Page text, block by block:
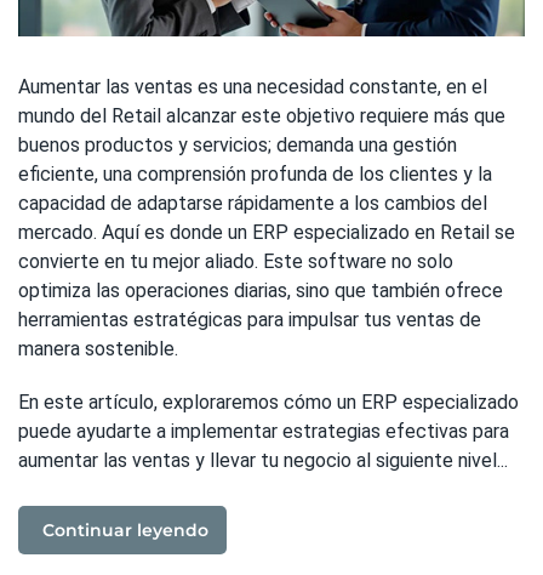
Aumentar las ventas es una necesidad constante, en el
mundo del Retail alcanzar este objetivo requiere más que
buenos productos y servicios; demanda una gestión
eficiente, una comprensión profunda de los clientes y la
capacidad de adaptarse rápidamente a los cambios del
mercado. Aquí es donde un ERP especializado en Retail se
convierte en tu mejor aliado. Este software no solo
optimiza las operaciones diarias, sino que también ofrece
herramientas estratégicas para impulsar tus ventas de
manera sostenible.
En este artículo, exploraremos cómo un ERP especializado
puede ayudarte a implementar estrategias efectivas para
aumentar las ventas y llevar tu negocio al siguiente nivel...
Continuar leyendo